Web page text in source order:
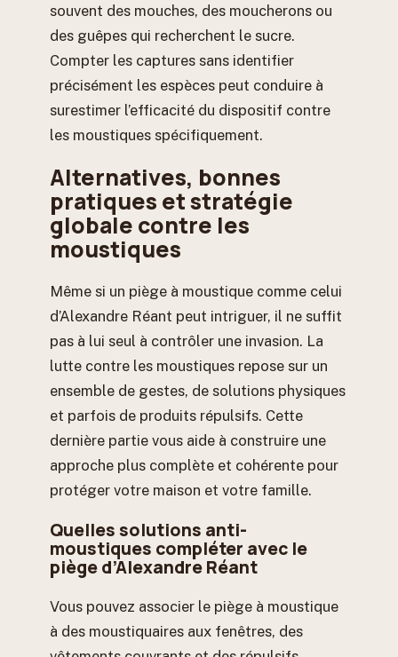
souvent des mouches, des moucherons ou
des guêpes qui recherchent le sucre.
Compter les captures sans identifier
précisément les espèces peut conduire à
surestimer l’efficacité du dispositif contre
les moustiques spécifiquement.
Alternatives, bonnes
pratiques et stratégie
globale contre les
moustiques
Même si un piège à moustique comme celui
d’Alexandre Réant peut intriguer, il ne suffit
pas à lui seul à contrôler une invasion. La
lutte contre les moustiques repose sur un
ensemble de gestes, de solutions physiques
et parfois de produits répulsifs. Cette
dernière partie vous aide à construire une
approche plus complète et cohérente pour
protéger votre maison et votre famille.
Quelles solutions anti-
moustiques compléter avec le
piège d’Alexandre Réant
Vous pouvez associer le piège à moustique
à des moustiquaires aux fenêtres, des